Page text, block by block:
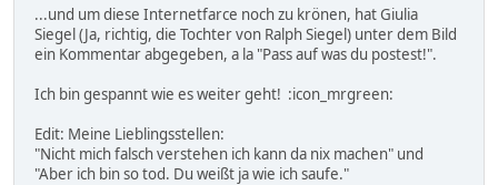
...und um diese Internetfarce noch zu krönen, hat Giulia
Siegel (Ja, richtig, die Tochter von Ralph Siegel) unter dem Bild
ein Kommentar abgegeben, a la "Pass auf was du postest!".
Ich bin gespannt wie es weiter geht! :icon_mrgreen:
Edit: Meine Lieblingsstellen:
"Nicht mich falsch verstehen ich kann da nix machen" und
"Aber ich bin so tod. Du weißt ja wie ich saufe."